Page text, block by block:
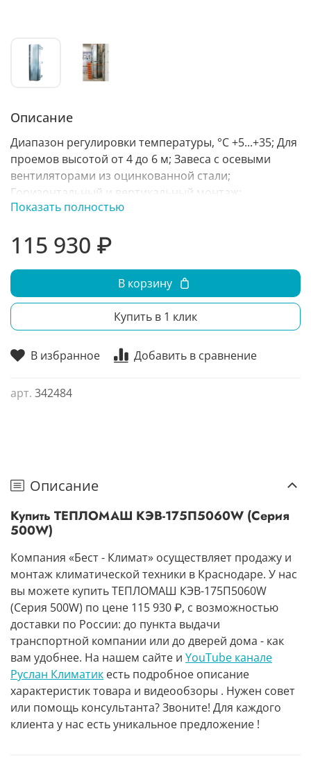
В избранное Добавить в сравнение
арт. 342484
Описание
Диапазон регулировки температуры, °С +5...+35; Для
проемов высотой от 4 до 6 м; Завеса с осевыми
вентиляторами из оцинкованной стали;
Горизонтальный и вертикальный монтаж;
Кронштейны в комплекте; Стандартный угол сопла -
Показать полностью
115 930 ₽
В корзину
Купить в 1 клик
Описание
Купить ТЕПЛОМАШ КЭВ-175П5060W (Серия
500W)
Компания «Бест - Климат» осуществляет продажу и
монтаж климатической техники в Краснодаре. У нас
вы можете купить ТЕПЛОМАШ КЭВ-175П5060W
(Серия 500W) по цене 115 930 ₽, с возможностью
доставки по России: до пункта выдачи
транспортной компании или до дверей дома - как
вам удобнее. На нашем сайте и YouTube канале
Руслан Климатик есть подробное описание
характеристик товара и видеообзоры . Нужен совет
или помощь консультанта? Звоните! Для каждого
клиента у нас есть уникальное предложение !